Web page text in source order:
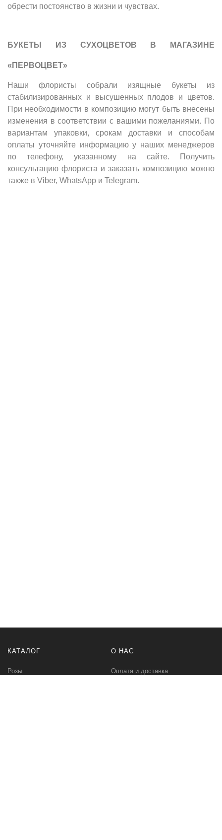
обрести постоянство в жизни и чувствах.
БУКЕТЫ ИЗ СУХОЦВЕТОВ В МАГАЗИНЕ
«ПЕРВОЦВЕТ»
Наши флористы собрали изящные букеты из
стабилизированных и высушенных плодов и цветов.
При необходимости в композицию могут быть внесены
изменения в соответствии с вашими пожеланиями. По
вариантам упаковки, срокам доставки и способам
оплаты уточняйте информацию у наших менеджеров
по телефону, указанному на сайте. Получить
консультацию флориста и заказать композицию можно
также в Viber, WhatsApp и Telegram.
КАТАЛОГ
Розы
О НАС
Оплата и доставка